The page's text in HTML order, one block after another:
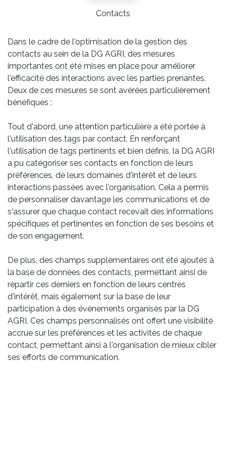
Contacts
Dans le cadre de l'optimisation de la gestion des
contacts au sein de la DG AGRI, des mesures
importantes ont été mises en place pour améliorer
l'efficacité des interactions avec les parties prenantes.
Deux de ces mesures se sont avérées particulièrement
bénéfiques :
Tout d'abord, une attention particulière a été portée à
l'utilisation des tags par contact. En renforçant
l'utilisation de tags pertinents et bien définis, la DG AGRI
a pu catégoriser ses contacts en fonction de leurs
préférences, de leurs domaines d'intérêt et de leurs
interactions passées avec l'organisation. Cela a permis
de personnaliser davantage les communications et de
s'assurer que chaque contact recevait des informations
spécifiques et pertinentes en fonction de ses besoins et
de son engagement.
De plus, des champs supplémentaires ont été ajoutés à
la base de données des contacts, permettant ainsi de
répartir ces derniers en fonction de leurs centres
d'intérêt, mais également sur la base de leur
participation à des événements organisés par la DG
AGRI. Ces champs personnalisés ont offert une visibilité
accrue sur les préférences et les activités de chaque
contact, permettant ainsi à l'organisation de mieux cibler
ses efforts de communication.